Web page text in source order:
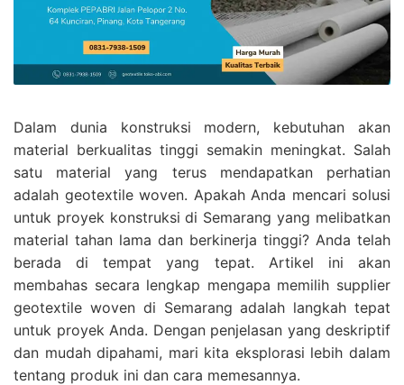
Dalam dunia konstruksi modern, kebutuhan akan
material berkualitas tinggi semakin meningkat. Salah
satu material yang terus mendapatkan perhatian
adalah geotextile woven. Apakah Anda mencari solusi
untuk proyek konstruksi di Semarang yang melibatkan
material tahan lama dan berkinerja tinggi? Anda telah
berada di tempat yang tepat. Artikel ini akan
membahas secara lengkap mengapa memilih supplier
geotextile woven di Semarang adalah langkah tepat
untuk proyek Anda. Dengan penjelasan yang deskriptif
dan mudah dipahami, mari kita eksplorasi lebih dalam
tentang produk ini dan cara memesannya.